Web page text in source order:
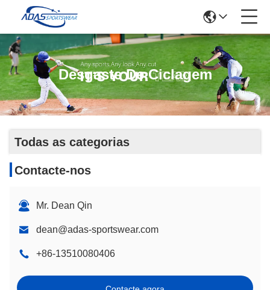
Desgaste De Ciclagem
Todas as categorias
Contacte-nos
Mr. Dean Qin
dean@adas-sportswear.com
+86-13510080406